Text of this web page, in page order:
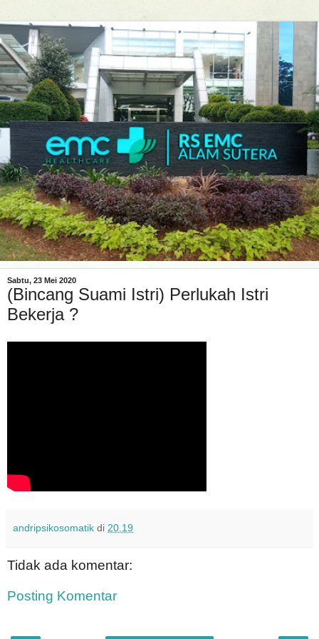
Sabtu, 23 Mei 2020
(Bincang Suami Istri) Perlukah Istri
Bekerja ?
andripsikosomatik di 20.19
Tidak ada komentar:
Posting Komentar